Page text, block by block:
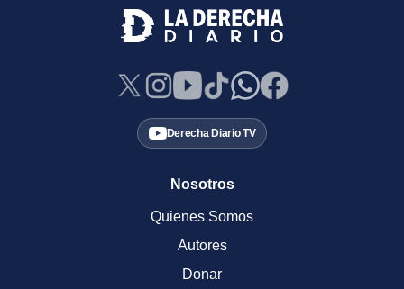
Derecha Diario TV
Nosotros
Quienes Somos
Autores
Donar